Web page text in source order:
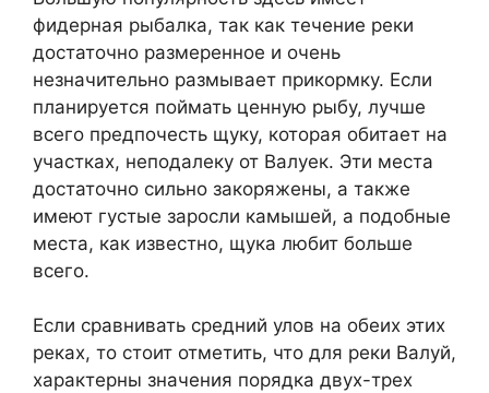
фидерная рыбалка, так как течение реки
достаточно размеренное и очень
незначительно размывает прикормку. Если
планируется поймать ценную рыбу, лучше
всего предпочесть щуку, которая обитает на
участках, неподалеку от Валуек. Эти места
достаточно сильно закоряжены, а также
имеют густые заросли камышей, а подобные
места, как известно, щука любит больше
всего.
Если сравнивать средний улов на обеих этих
реках, то стоит отметить, что для реки Валуй,
характерны значения порядка двух-трех